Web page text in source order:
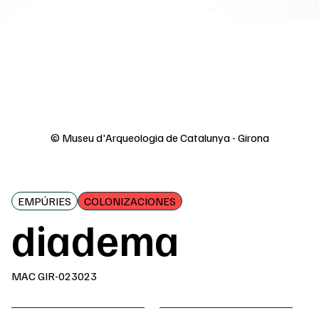
© Museu d'Arqueologia de Catalunya - Girona
EMPÚRIES COLONIZACIONES
diadema
MAC GIR-023023